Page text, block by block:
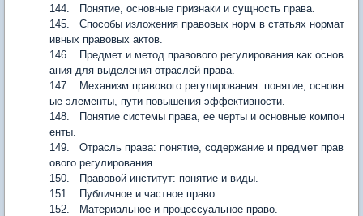
144. Понятие, основные признаки и сущность права.
145. Способы изложения правовых норм в статьях нормат
ивных правовых актов.
146. Предмет и метод правового регулирования как основ
ания для выделения отраслей права.
147. Механизм правового регулирования: понятие, основн
ые элементы, пути повышения эффективности.
148. Понятие системы права, ее черты и основные компон
енты.
149. Отрасль права: понятие, содержание и предмет прав
ового регулирования.
150. Правовой институт: понятие и виды.
151. Публичное и частное право.
152. Материальное и процессуальное право.